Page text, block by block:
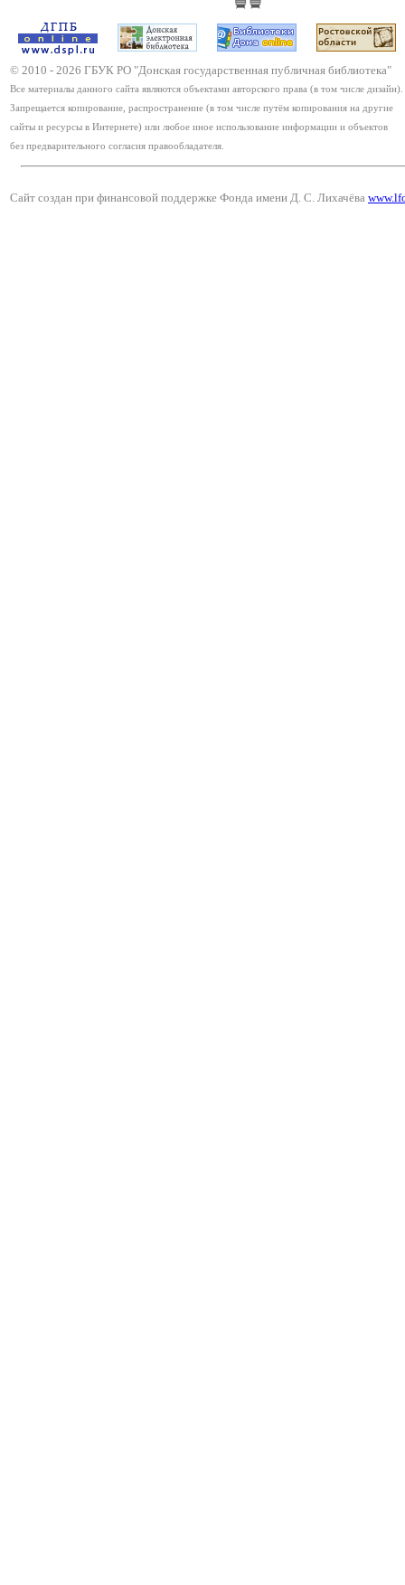
© 2010 - 2026 ГБУК РО "Донская государственная публичная библиотека"
Все материалы данного сайта являются объектами авторского права (в том числе дизайн).
Запрещается копирование, распространение (в том числе путём копирования на другие
сайты и ресурсы в Интернете) или любое иное использование информации и объектов
без предварительного согласия правообладателя.
Сайт создан при финансовой поддержке Фонда имени Д. С. Лихачёва